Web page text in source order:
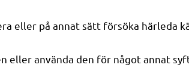
eller på annat sätt försöka härleda
eller använda den för något annat